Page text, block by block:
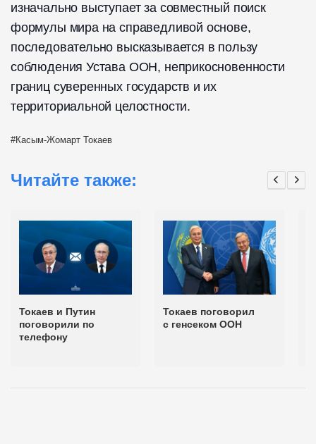
изначально выступает за совместный поиск
формулы мира на справедливой основе,
последовательно высказывается в пользу
соблюдения Устава ООН, неприкосновенности
границ суверенных государств и их
территориальной целостности.
Касым-Жомарт Токаев
Читайте также:
Токаев и Путин
поговорили по
телефону
Токаев поговорил
с генсеком ООН